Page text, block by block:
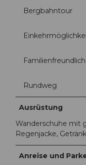
Bergbahntour
Familienfreundlich
Rundweg
Ausrüstung
Wanderschuhe mit
Regenjacke,
Anreise und